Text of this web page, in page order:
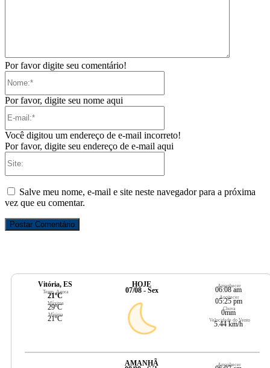
Por favor digite seu comentário!
Por favor, digite seu nome aqui
Você digitou um endereço de e-mail incorreto!
Por favor, digite seu endereço de e-mail aqui
Salve meu nome, e-mail e site neste navegador para a próxima
vez que eu comentar.
Vitória, ES
Temp. Agora
21ºC
Máxima
29ºC
Mínima
21ºC
HOJE
07/08 - Sex
Amanhecer
06:08 am
Anoitecer
05:25 pm
Chuva
0mm
Velocidade do Vento
5.44 km/h
AMANHÃ Amanhecer